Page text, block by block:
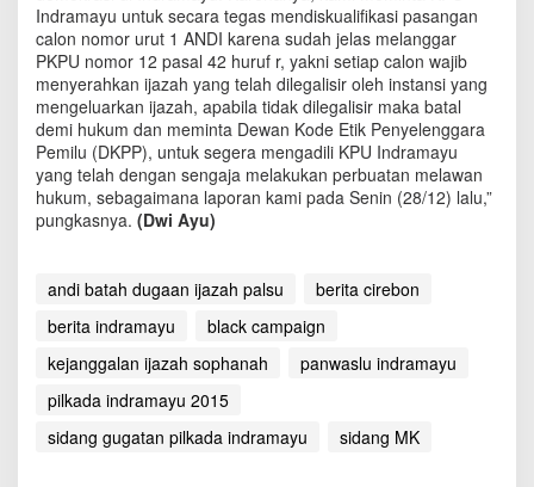
Indramayu untuk secara tegas mendiskualifikasi pasangan
calon nomor urut 1 ANDI karena sudah jelas melanggar
PKPU nomor 12 pasal 42 huruf r, yakni setiap calon wajib
menyerahkan ijazah yang telah dilegalisir oleh instansi yang
mengeluarkan ijazah, apabila tidak dilegalisir maka batal
demi hukum dan meminta Dewan Kode Etik Penyelenggara
Pemilu (DKPP), untuk segera mengadili KPU Indramayu
yang telah dengan sengaja melakukan perbuatan melawan
hukum, sebagaimana laporan kami pada Senin (28/12) lalu,”
pungkasnya. (Dwi Ayu)
andi batah dugaan ijazah palsu
berita cirebon
berita indramayu
black campaign
kejanggalan ijazah sophanah
panwaslu indramayu
pilkada indramayu 2015
sidang gugatan pilkada indramayu
sidang MK